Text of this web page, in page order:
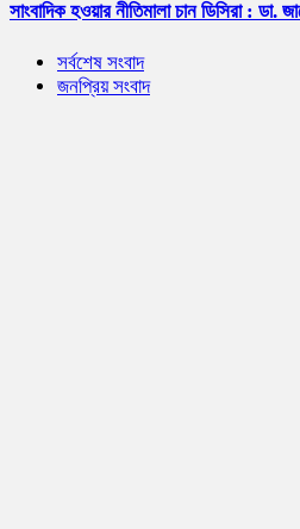
সাংবাদিক হওয়ার নীতিমালা চান ডিসিরা : ডা.
সর্বশেষ সংবাদ
জনপ্রিয় সংবাদ